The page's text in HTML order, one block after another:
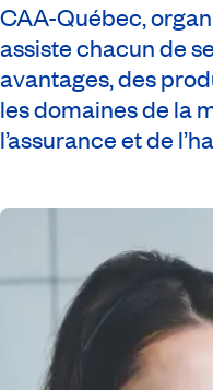
CAA-Québec,
assiste chacun de
avantages, des
les domaines de la
l’assurance et de